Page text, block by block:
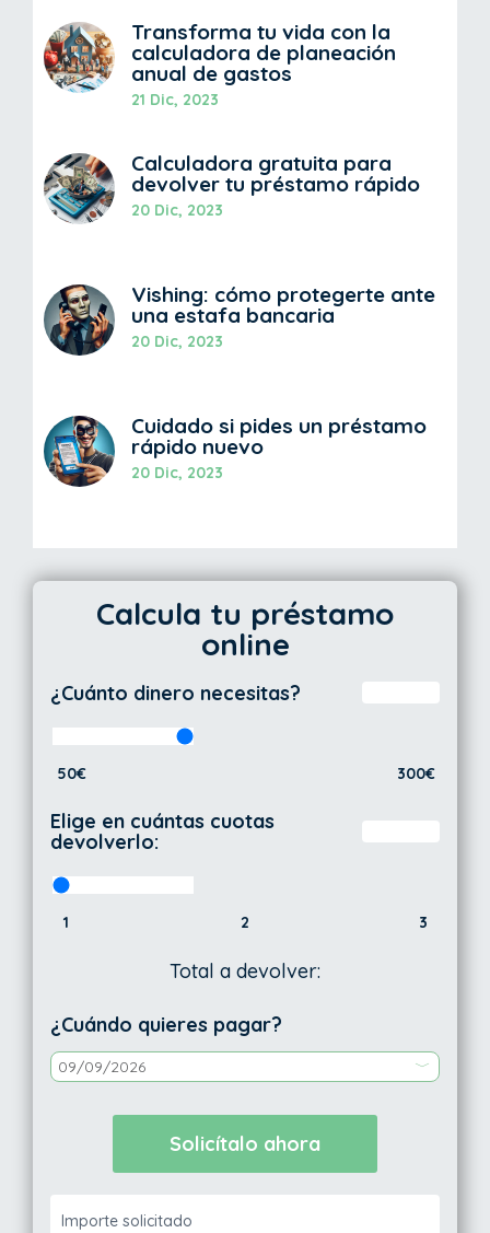
Transforma tu vida con la
calculadora de planeación
anual de gastos
21 Dic, 2023
Calculadora gratuita para
devolver tu préstamo rápido
20 Dic, 2023
Vishing: cómo protegerte ante
una estafa bancaria
20 Dic, 2023
Cuidado si pides un préstamo
rápido nuevo
20 Dic, 2023
Calcula tu préstamo
online
¿Cuánto dinero necesitas?
50€ 300€
Elige en cuántas cuotas
devolverlo:
1 2 3
Total a devolver:
¿Cuándo quieres pagar?
Importe solicitado